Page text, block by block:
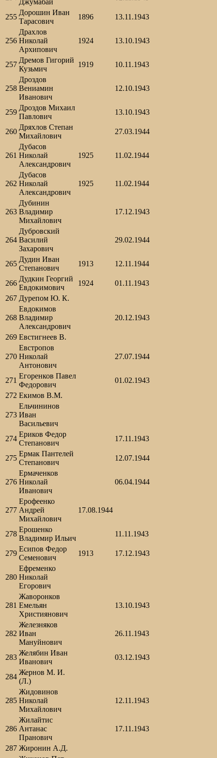
Джумабай
255
Дорошин Иван
Тарасович
1896 13.11.1943
256
Драхлов
Николай
Архипович
1924 13.10.1943
257
Дремов Гигорий
Кузьмич
1919 10.11.1943
258
Дроздов
Вениамин
Иванович
12.10.1943
259
Дроздов Михаил
Павлович
13.10.1943
260
Дряхлов Степан
Михайлович
27.03.1944
261
Дубасов
Николай
Александрович
1925 11.02.1944
262
Дубасов
Николай
Александрович
1925 11.02.1944
263
Дубинин
Владимир
Михайлович
17.12.1943
264
Дубровский
Василий
Захарович
29.02.1944
265
Дудин Иван
Степанович
1913 12.11.1944
266
Дудкин Георгий
Евдокимович
1924
01.11.1943
267 Дурепом Ю. К.
268
Евдокимов
Владимир
Александрович
20.12.1943
269 Евстигнеев В.
270
Евстропов
Николай
Антонович
27.07.1944
271
Егоренков Павел
Федорович
01.02.1943
272 Екимов В.М.
273
Ельчининов
Иван
Васильевич
274
Ериков Федор
Степанович
17.11.1943
275
Ермак Пантелей
Степанович
12.07.1944
276
Ермаченков
Николай
Иванович
06.04.1944
277
Ерофеенко
Андрей
Михайлович
17.08.1944
278
Ерошенко
Владимир Ильич
11.11.1943
279
Есипов Федор
Семенович
1913 17.12.1943
280
Ефременко
Николай
Егорович
281
Жаворонков
Емельян
Християнович
13.10.1943
282
Железняков
Иван
Мануйнович
26.11.1943
283
Желябин Иван
Иванович
03.12.1943
284
Жернов М. И.
(Л.)
285
Жидовинов
Николай
Михайлович
12.11.1943
286
Жилайтис
Антанас
Пранович
17.11.1943
287 Жиронин А.Д.